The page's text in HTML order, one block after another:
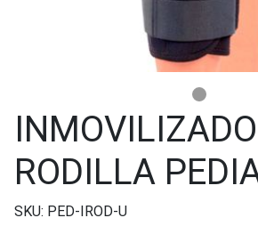
RODILLA
SKU: PED-IROD-U